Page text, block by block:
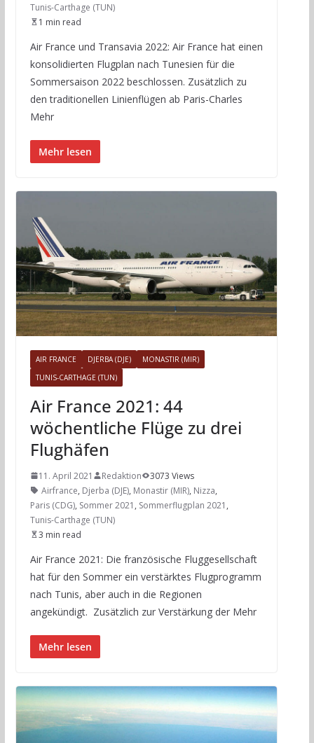
Tunis-Carthage (TUN)
1 min read
Air France und Transavia 2022: Air France hat einen
konsolidierten Flugplan nach Tunesien für die
Sommersaison 2022 beschlossen. Zusätzlich zu
den traditionellen Linienflügen ab Paris-Charles
Mehr
Mehr lesen
AIR FRANCE DJERBA (DJE)
MONASTIR (MIR)
TUNIS-CARTHAGE (TUN)
Air France 2021: 44
wöchentliche Flüge zu drei
Flughäfen
11. April 2021 Redaktion
3073 Views
Airfrance, Djerba (DJE), Monastir (MIR), Nizza,
Paris (CDG), Sommer 2021 , Sommerflugplan 2021 ,
Tunis-Carthage (TUN)
3 min read
Air France 2021: Die französische Fluggesellschaft
hat für den Sommer ein verstärktes Flugprogramm
nach Tunis, aber auch in die Regionen
angekündigt. Zusätzlich zur Verstärkung der Mehr
Mehr lesen